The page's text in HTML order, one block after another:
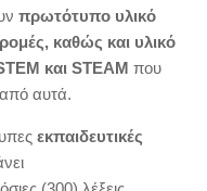
πρωτότυπο υλικό
καθώς και υλικό
και STEAM που
αυτά.
εκπαιδευτικές